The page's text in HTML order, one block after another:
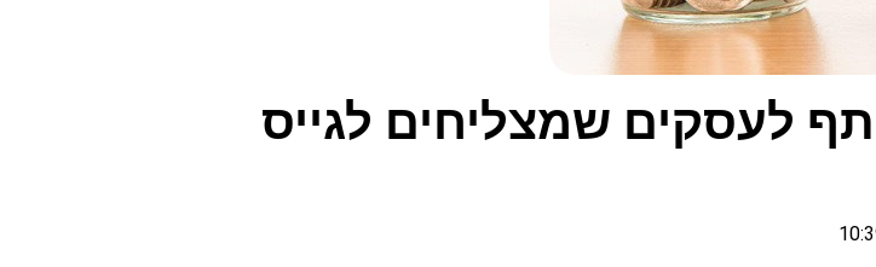
לעסקים שמצליחים לגייס